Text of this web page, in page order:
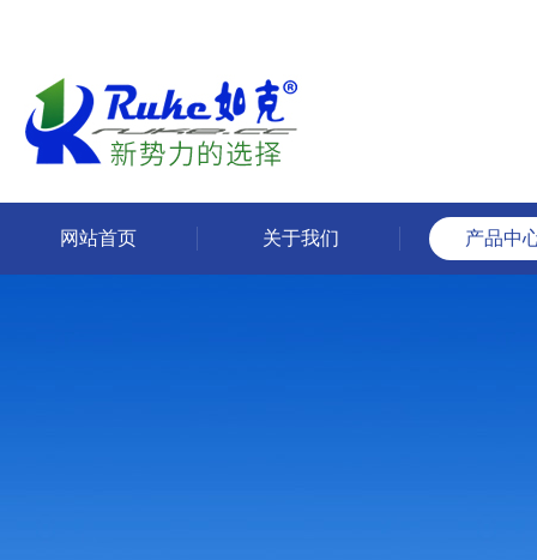
网站首页 关于我们 产品中